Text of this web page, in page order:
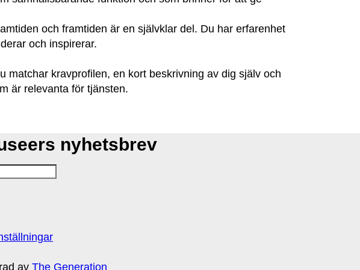
och framtiden är en självklar del. Du har erfarenhet
och inspirerar.
matchar kravprofilen, en kort beskrivning av dig själv och
är relevanta för tjänsten.
nyhetsbrev
av The Generation